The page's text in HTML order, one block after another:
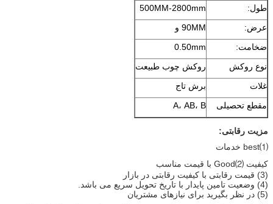
طول:
500MM-2800mm
عرض:
90MM و
ضخامت:
0.50mm
نوع روکش
روکش چوب طبیعت
غلات
برش تاج
مقطع تحصیلی
A، AB، B
مزیت رقابتی:
⑴best خدمات
کیفیت ⑵Good با قیمت مناسب
(3) قیمت رقابتی با کیفیت رقابتی در بازار
(4) وضعیت تامین پایدار با تاریخ تحویل سریع می باشد.
(5) در نظر بگیرید برای نیازهای مشتریان